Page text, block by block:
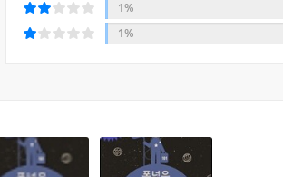
1%
1%